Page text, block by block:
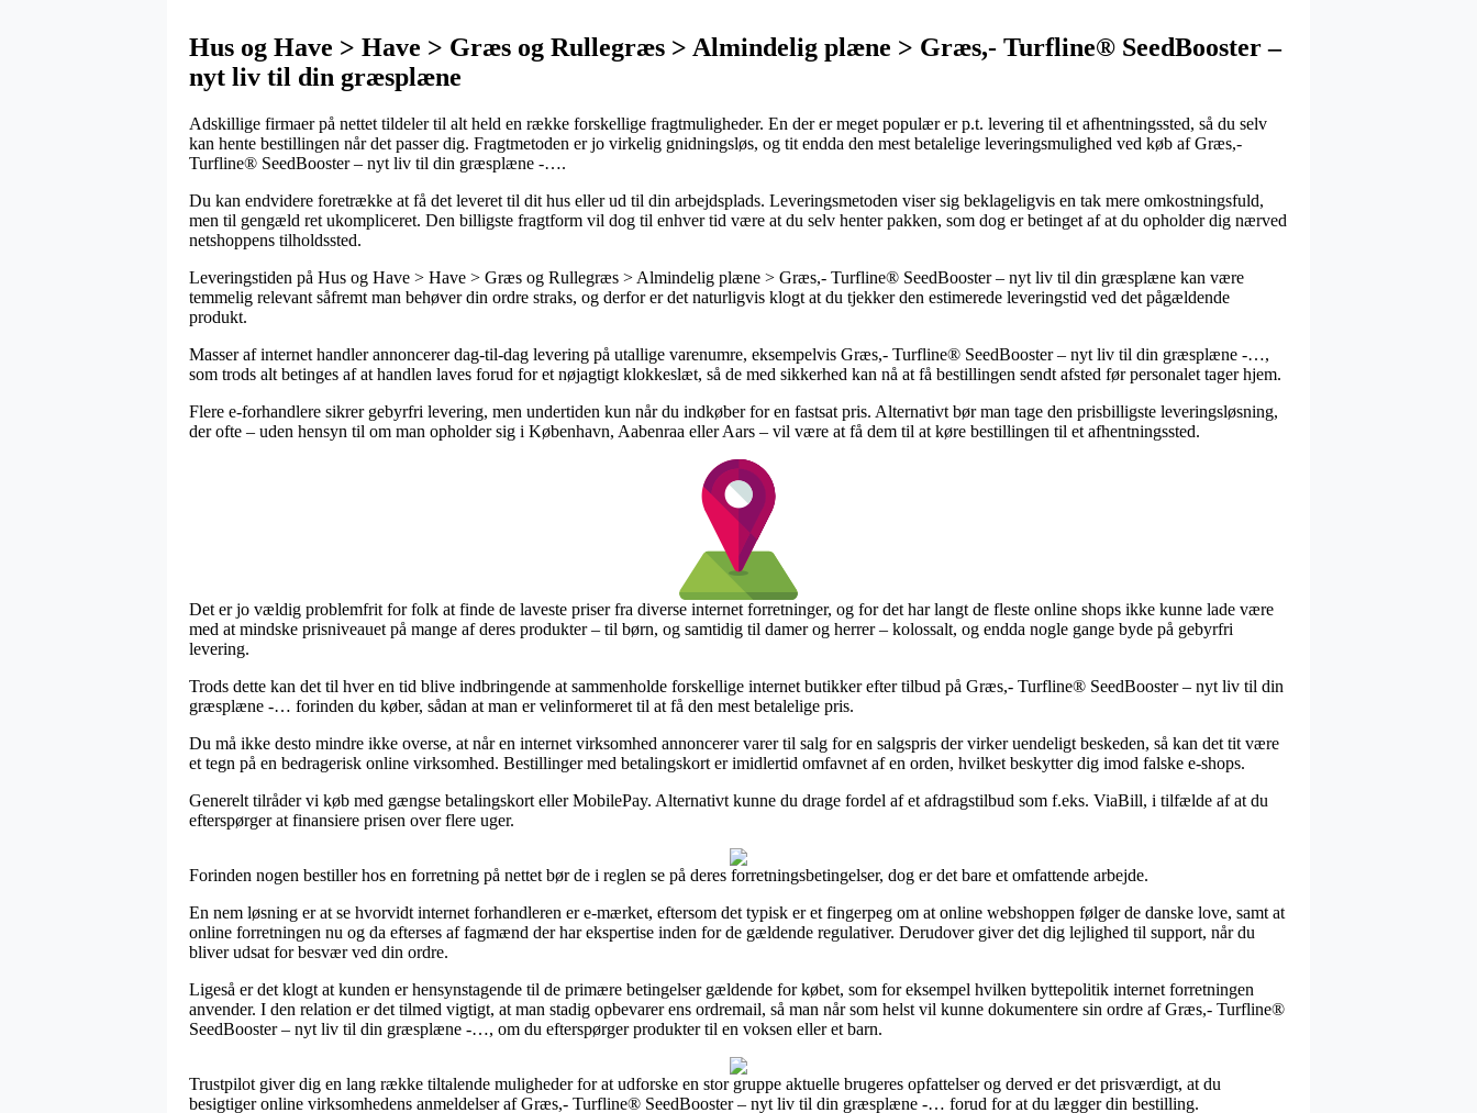
Hus og Have > Have > Græs og Rullegræs > Almindelig plæne > Græs,- Turfline® SeedBooster –
nyt liv til din græsplæne
Adskillige firmaer på nettet tildeler til alt held en række forskellige fragtmuligheder. En der er meget populær er p.t. levering til et afhentningssted, så du selv
kan hente bestillingen når det passer dig. Fragtmetoden er jo virkelig gnidningsløs, og tit endda den mest betalelige leveringsmulighed ved køb af Græs,-
Turfline® SeedBooster – nyt liv til din græsplæne -….
Du kan endvidere foretrække at få det leveret til dit hus eller ud til din arbejdsplads. Leveringsmetoden viser sig beklageligvis en tak mere omkostningsfuld,
men til gengæld ret ukompliceret. Den billigste fragtform vil dog til enhver tid være at du selv henter pakken, som dog er betinget af at du opholder dig nærved
netshoppens tilholdssted.
Leveringstiden på Hus og Have > Have > Græs og Rullegræs > Almindelig plæne > Græs,- Turfline® SeedBooster – nyt liv til din græsplæne kan være
temmelig relevant såfremt man behøver din ordre straks, og derfor er det naturligvis klogt at du tjekker den estimerede leveringstid ved det pågældende
produkt.
Masser af internet handler annoncerer dag-til-dag levering på utallige varenumre, eksempelvis Græs,- Turfline® SeedBooster – nyt liv til din græsplæne -…,
som trods alt betinges af at handlen laves forud for et nøjagtigt klokkeslæt, så de med sikkerhed kan nå at få bestillingen sendt afsted før personalet tager hjem.
Flere e-forhandlere sikrer gebyrfri levering, men undertiden kun når du indkøber for en fastsat pris. Alternativt bør man tage den prisbilligste leveringsløsning,
der ofte – uden hensyn til om man opholder sig i København, Aabenraa eller Aars – vil være at få dem til at køre bestillingen til et afhentningssted.
Det er jo vældig problemfrit for folk at finde de laveste priser fra diverse internet forretninger, og for det har langt de fleste online shops ikke kunne lade være
med at mindske prisniveauet på mange af deres produkter – til børn, og samtidig til damer og herrer – kolossalt, og endda nogle gange byde på gebyrfri
levering.
Trods dette kan det til hver en tid blive indbringende at sammenholde forskellige internet butikker efter tilbud på Græs,- Turfline® SeedBooster – nyt liv til din
græsplæne -… forinden du køber, sådan at man er velinformeret til at få den mest betalelige pris.
Du må ikke desto mindre ikke overse, at når en internet virksomhed annoncerer varer til salg for en salgspris der virker uendeligt beskeden, så kan det tit være
et tegn på en bedragerisk online virksomhed. Bestillinger med betalingskort er imidlertid omfavnet af en orden, hvilket beskytter dig imod falske e-shops.
Generelt tilråder vi køb med gængse betalingskort eller MobilePay. Alternativt kunne du drage fordel af et afdragstilbud som f.eks. ViaBill, i tilfælde af at du
efterspørger at finansiere prisen over flere uger.
Forinden nogen bestiller hos en forretning på nettet bør de i reglen se på deres forretningsbetingelser, dog er det bare et omfattende arbejde.
En nem løsning er at se hvorvidt internet forhandleren er e-mærket, eftersom det typisk er et fingerpeg om at online webshoppen følger de danske love, samt at
online forretningen nu og da efterses af fagmænd der har ekspertise inden for de gældende regulativer. Derudover giver det dig lejlighed til support, når du
bliver udsat for besvær ved din ordre.
Ligeså er det klogt at kunden er hensynstagende til de primære betingelser gældende for købet, som for eksempel hvilken byttepolitik internet forretningen
anvender. I den relation er det tilmed vigtigt, at man stadig opbevarer ens ordremail, så man når som helst vil kunne dokumentere sin ordre af Græs,- Turfline®
SeedBooster – nyt liv til din græsplæne -…, om du efterspørger produkter til en voksen eller et barn.
Trustpilot giver dig en lang række tiltalende muligheder for at udforske en stor gruppe aktuelle brugeres opfattelser og derved er det prisværdigt, at du
besigtiger online virksomhedens anmeldelser af Græs,- Turfline® SeedBooster – nyt liv til din græsplæne -… forud for at du lægger din bestilling.